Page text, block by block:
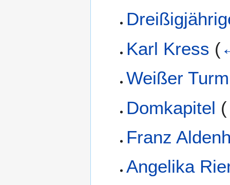
Karl Kress (
Weißer Turm
Domkapitel (
Franz
Angelika